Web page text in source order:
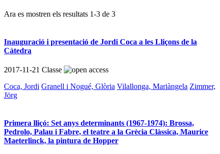
Ara es mostren els resultats 1-3 de 3
Inauguració i presentació de Jordi Coca a les Lliçons de la
Càtedra
2017-11-21 Classe
Coca, Jordi Granell i Nogué, Glòria Vilallonga, Mariàngela Zimmer,
Jörg
Primera lliçó: Set anys determinants (1967-1974): Brossa,
Pedrolo, Palau i Fabre, el teatre a la Grècia Clàssica, Maurice
Maeterlinck, la pintura de Hopper